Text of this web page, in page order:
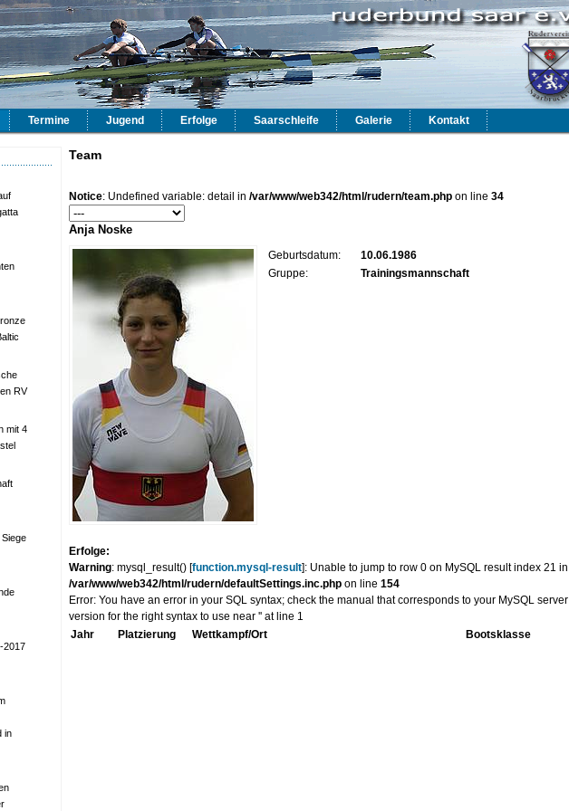
Termine Jugend Erfolge Saarschleife Galerie Kontakt
RV
mit 4
2017
in
Team
Notice: Undefined variable: detail in /var/www/web342/html/rudern/team.php on line 34
Anja Noske
Geburtsdatum:
10.06.1986
Gruppe:
Trainingsmannschaft
Erfolge:
Warning: mysql_result() [function.mysql-result]: Unable to jump to row 0 on MySQL result index 21 in
/var/www/web342/html/rudern/defaultSettings.inc.php on line 154
Error: You have an error in your SQL syntax; check the manual that corresponds to your MySQL server
version for the right syntax to use near '' at line 1
Jahr
Platzierung Wettkampf/Ort Bootsklasse